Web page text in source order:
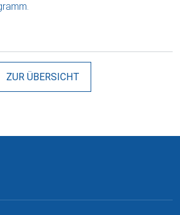
ZUR ÜBERSICHT